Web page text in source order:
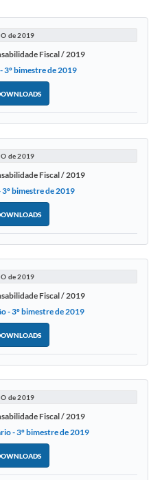
de 2019
Fiscal / 2019
3º bimestre de 2019
de 2019
Fiscal / 2019
bimestre de 2019
de 2019
Fiscal / 2019
- 3º bimestre de 2019
de 2019
Fiscal / 2019
- 3º bimestre de 2019